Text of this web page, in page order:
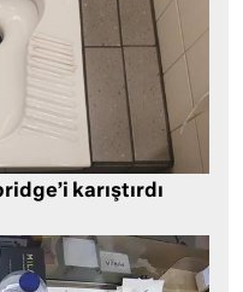
karıştırdı